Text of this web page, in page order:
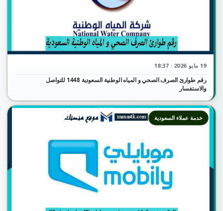
19 مايو 2026 · 18:37
رقم طوارئ الصرف الصحي و المياه الوطنية السعودية 1448 للتواصل
والاستفسار
خدمة عملاء السعودية